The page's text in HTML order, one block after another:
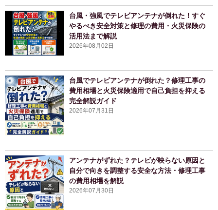
台風・強風でテレビアンテナが倒れた！すぐ
やるべき安全対策と修理の費用・火災保険の
活用法まで解説
2026年08月02日
台風でテレビアンテナが倒れた？修理工事の
費用相場と火災保険適用で自己負担を抑える
完全解説ガイド
2026年07月31日
アンテナがずれた？テレビが映らない原因と
自分で向きを調整する安全な方法・修理工事
の費用相場を解説
2026年07月30日